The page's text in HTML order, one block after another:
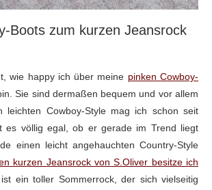
Boots zum kurzen Jeansrock
wie happy ich über meine pinken Cowboy-
Sie sind dermaßen bequem und vor allem
leichten Cowboy-Style mag ich schon seit
es völlig egal, ob er gerade im Trend liegt
einen leicht angehauchten Country-Style
kurzen Jeansrock von S.Oliver besitze ich
ein toller Sommerrock, der sich vielseitig